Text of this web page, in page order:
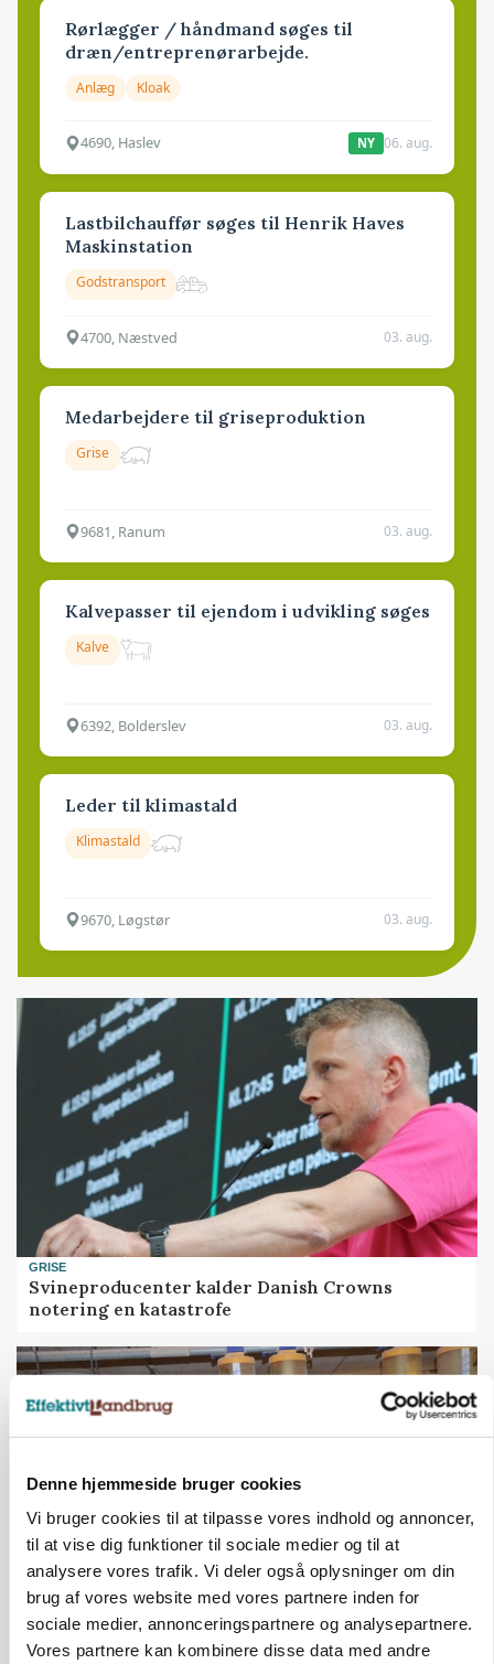
Denne hjemmeside bruger cookies
Vi bruger cookies til at tilpasse vores indhold og annoncer,
til at vise dig funktioner til sociale medier og til at
analysere vores trafik. Vi deler også oplysninger om din
brug af vores website med vores partnere inden for
sociale medier, annonceringspartnere og analysepartnere.
Vores partnere kan kombinere disse data med andre
Rørlægger / håndmand søges til
dræn/entreprenørarbejde.
Anlæg Kloak
4690, Haslev NY 06. aug.
Lastbilchauffør søges til Henrik Haves
Maskinstation
Godstransport
4700, Næstved 03. aug.
Medarbejdere til griseproduktion
Grise
9681, Ranum 03. aug.
Kalvepasser til ejendom i udvikling søges
Kalve
6392, Bolderslev 03. aug.
Leder til klimastald
Klimastald
9670, Løgstør 03. aug.
GRISE
Svineproducenter kalder Danish Crowns
notering en katastrofe
GRISE
Rådgiver om DB-Tjek: Små justeringer kan give
store besparelser